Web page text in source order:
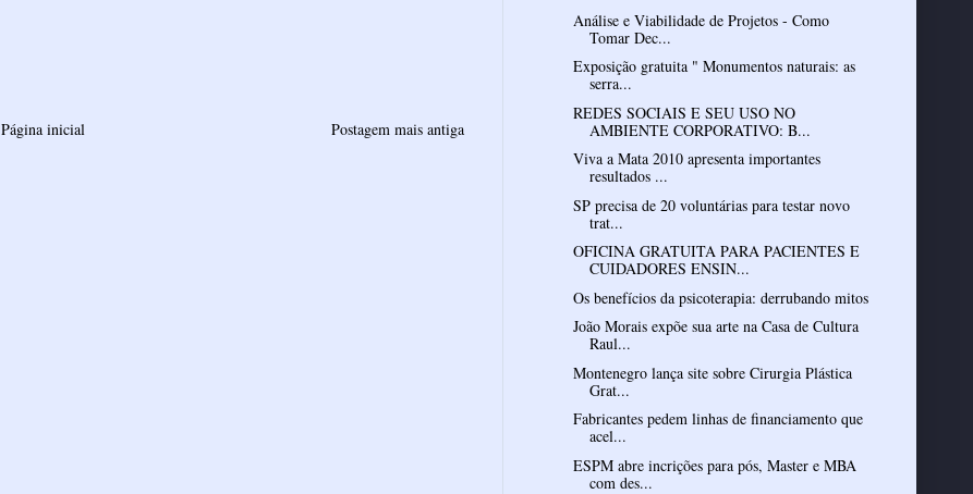
Postagem mais antiga
Página inicial
Análise e Viabilidade de Projetos - Como
Tomar Dec...
Exposição gratuita " Monumentos naturais: as
serra...
REDES SOCIAIS E SEU USO NO
AMBIENTE CORPORATIVO: B...
Viva a Mata 2010 apresenta importantes
resultados ...
SP precisa de 20 voluntárias para testar novo
trat...
OFICINA GRATUITA PARA PACIENTES E
CUIDADORES ENSIN...
Os benefícios da psicoterapia: derrubando mitos
João Morais expõe sua arte na Casa de Cultura
Raul...
Montenegro lança site sobre Cirurgia Plástica
Grat...
Fabricantes pedem linhas de financiamento que
acel...
ESPM abre incrições para pós, Master e MBA
com des...